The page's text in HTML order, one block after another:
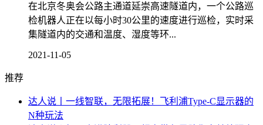
在北京冬奥会公路主通道延崇高速隧道内，一个公路巡
检机器人正在以每小时30公里的速度进行巡检，实时采
集隧道内的交通和温度、湿度等环...
2021-11-05
推荐
达人说丨一线智联，无限拓展！飞利浦Type-C显示器的
N种玩法